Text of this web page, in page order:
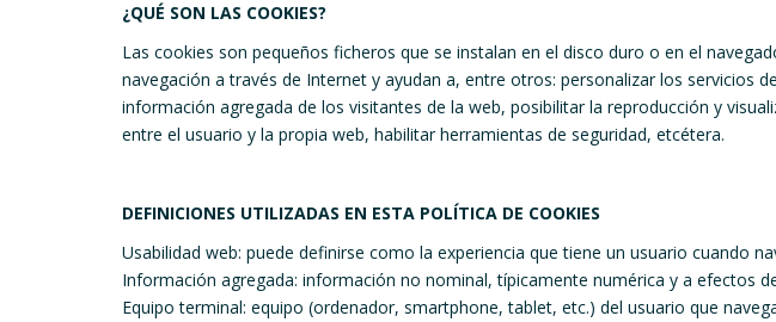
¿QUÉ SON LAS COOKIES?
Las cookies son pequeños ficheros que se instalan en el disco duro o en el
navegación a través de Internet y ayudan a, entre otros: personalizar los servicios
información agregada de los visitantes de la web, posibilitar la reproducción y
entre el usuario y la propia web, habilitar herramientas de seguridad, etcétera.
DEFINICIONES UTILIZADAS EN ESTA POLÍTICA DE COOKIES
Usabilidad web: puede definirse como la experiencia que tiene un usuario cuando
Información agregada: información no nominal, típicamente numérica y a efectos
Equipo terminal: equipo (ordenador, smartphone, tablet, etc.) del usuario que